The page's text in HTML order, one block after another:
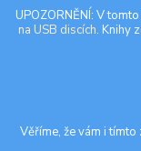
UPOZORNĚNÍ: V
na USB discích. Knihy
Věříme, že vám i